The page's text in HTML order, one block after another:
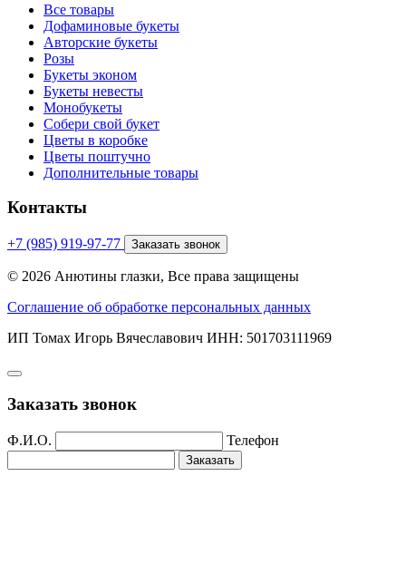
Все товары
Дофаминовые букеты
Авторские букеты
Розы
Букеты эконом
Букеты невесты
Монобукеты
Собери свой букет
Цветы в коробке
Цветы поштучно
Дополнительные товары
Контакты
+7 (985) 919-97-77 Заказать звонок
© 2026 Анютины глазки, Все права защищены
Соглашение об обработке персональных данных
ИП Томах Игорь Вячеславович ИНН: 501703111969
Заказать звонок
Ф.И.О. Телефон
Заказать